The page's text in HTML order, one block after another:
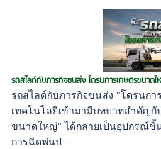
รถสไลด์กับภารกิจขนส่ง โดรนการเกษตรขนาด
รถสไลด์กับภารกิจขนส่ง "โดรนก
เทคโนโลยีเข้ามามีบทบาทสำคัญกั
ขนาดใหญ่" ได้กลายเป็นอุปกรณ์ชิ้
การฉีดพ่นป...